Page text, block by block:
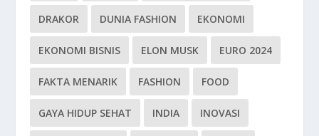
DRAKOR DUNIA FASHION EKONOMI
EKONOMI BISNIS ELON MUSK EURO 2024
FAKTA MENARIK FASHION FOOD
GAYA HIDUP SEHAT INDIA INOVASI